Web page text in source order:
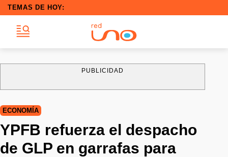
TEMAS DE HOY:
PUBLICIDAD
ECONOMÍA
YPFB refuerza el despacho
de GLP en garrafas para